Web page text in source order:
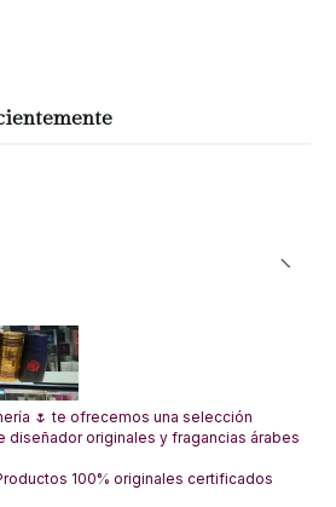
🌷 te ofrecemos una selección
diseñador originales y fragancias árabes
100% originales certificados